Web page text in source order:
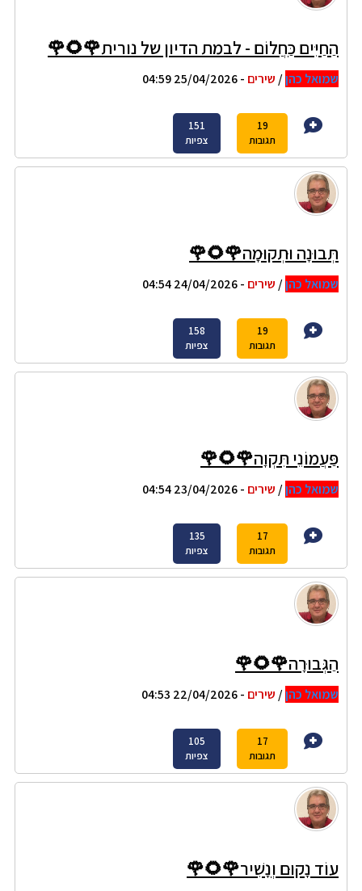
הַחַיִּים כַּחֲלוֹם - לבמת הדיון של נורית🌹🌻🌹
שמואל כהן/ שירים - 25/04/2026 04:59
19
תגובות
151
צפיות
תְּבוּנָה וּתְקוּמָה🌹🌻🌹
שמואל כהן/ שירים - 24/04/2026 04:54
19
תגובות
158
צפיות
פַּעֲמוֹנֵי תִּקְוָה🌹🌻🌹
שמואל כהן/ שירים - 23/04/2026 04:54
17
תגובות
135
צפיות
הַגְּבוּרָה🌹🌻🌹
שמואל כהן/ שירים - 22/04/2026 04:53
17
תגובות
105
צפיות
עוֹד נָקוּם וְנָשִׁיר🌹🌻🌹